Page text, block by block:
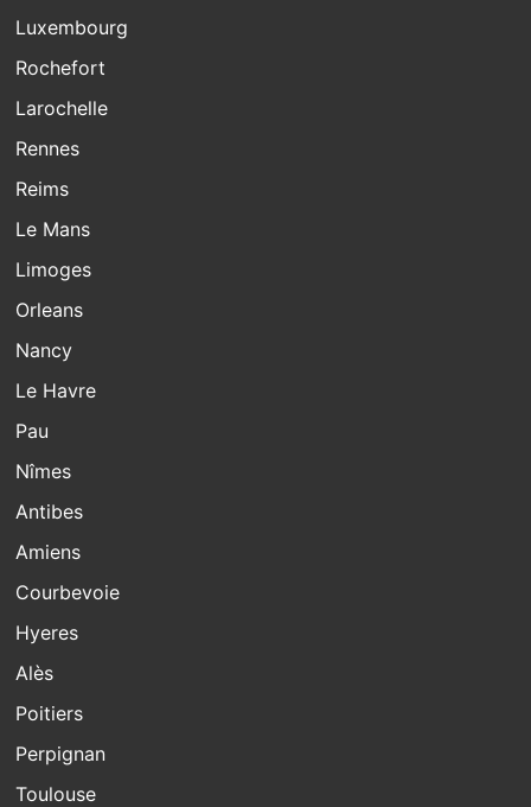
Luxembourg
Rochefort
Larochelle
Rennes
Reims
Le Mans
Limoges
Orleans
Nancy
Le Havre
Pau
Nîmes
Antibes
Amiens
Courbevoie
Hyeres
Alès
Poitiers
Perpignan
Toulouse